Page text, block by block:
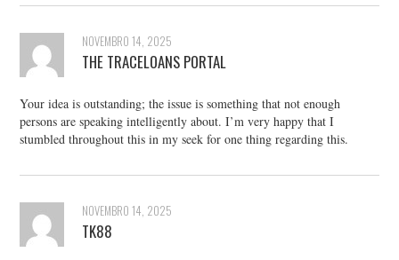
NOVEMBRO 14, 2025
THE TRACELOANS PORTAL
Your idea is outstanding; the issue is something that not enough
persons are speaking intelligently about. I’m very happy that I
stumbled throughout this in my seek for one thing regarding this.
NOVEMBRO 14, 2025
TK88